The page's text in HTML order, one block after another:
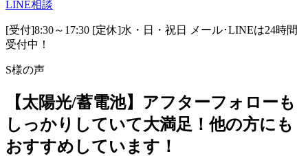
LINE相談
[受付]8:30～17:30 [定休]水・日・祝日
メール･LINEは24時間
受付中！
S様の声
【太陽光/蓄電池】アフターフォローも
しっかりしていて大満足！他の方にも
おすすめしています！